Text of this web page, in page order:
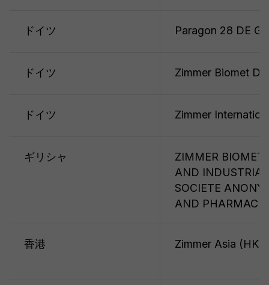
ドイツ Paragon 28 DE
ドイツ Zimmer Biomet
ドイツ Zimmer
ギリシャ
ZIMMER BIOMET
AND
SOCIETE
AND
香港 Zimmer Asia (HK)